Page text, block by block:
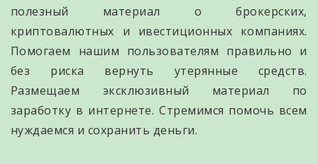
полезный материал о брокерских,
криптовалютных и ивестиционных компаниях.
Помогаем нашим пользователям правильно и
без риска вернуть утерянные средств.
Размещаем эксклюзивный материал по
заработку в интернете. Стремимся помочь всем
нуждаемся и сохранить деньги.